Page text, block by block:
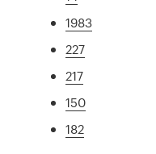
1983
227
217
150
182